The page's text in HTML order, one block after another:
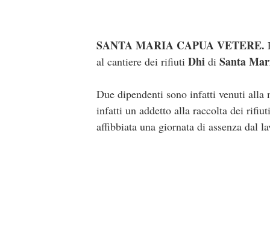
SANTA MARIA CAPUA VETERE.
al cantiere dei rifiuti Dhi di Santa
Due dipendenti sono infatti venuti alla
infatti un addetto alla raccolta dei
affibbiata una giornata di assenza dal